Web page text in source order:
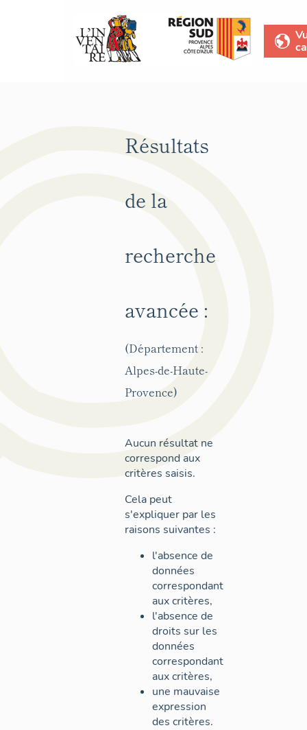
Résultats
de la
recherche
avancée :
(Département :
Alpes-de-Haute-
Provence)
Aucun résultat ne
correspond aux
critères saisis.
Cela peut
s'expliquer par les
raisons suivantes :
l'absence de
données
correspondant
aux critères,
l'absence de
droits sur les
données
correspondant
aux critères,
une mauvaise
expression
des critères.